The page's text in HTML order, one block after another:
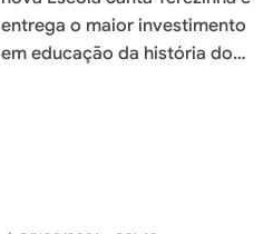
entrega o maior investimento
em educação da história do